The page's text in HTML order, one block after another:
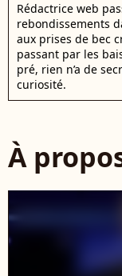
Rédactrice web
rebondissements
aux prises de bec
passant par les
pré, rien n’a de
curiosité.
À